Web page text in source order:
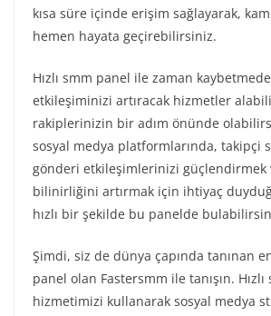
kısa süre içinde erişim sağlayarak,
hemen hayata geçirebilirsiniz.
Hızlı smm panel ile zaman
etkileşiminizi artıracak hizmetler
rakiplerinizin bir adım önünde
sosyal medya platformlarında, takipçi
gönderi etkileşimlerinizi güçlendirmek
bilinirliğini artırmak için ihtiyaç
hızlı bir şekilde bu panelde
Şimdi, siz de dünya çapında tanınan
panel olan Fastersmm ile tanışın.
hizmetimizi kullanarak sosyal medya